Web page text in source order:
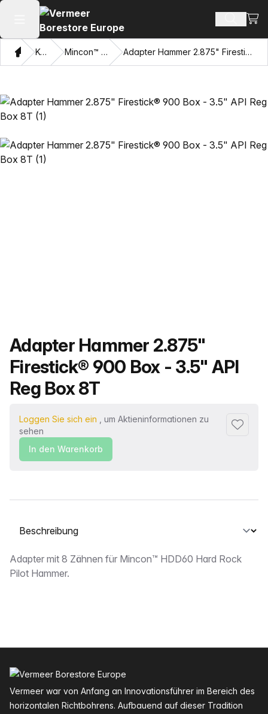
Hauptmenü öffnen
HeimKatalog Mincon™ HDD Hämmer Adapter Hammer 2.875" Firestick® 900 Box - 3.5" API Reg Box 8T
Produktname
Adapter Hammer 2.875"
Firestick® 900 Box - 3.5" API
Reg Box 8T
Loggen Sie sich ein , um Aktieninformationen zu
sehen
Zu
In den Warenkorb
Wählen Sie eine Registerkarte aus
Beschreibung
Adapter mit 8 Zähnen für Mincon™ HDD60 Hard Rock
Pilot Hammer.
Vermeer war von Anfang an Innovationsführer im Bereich des
horizontalen Richtbohrens. Aufbauend auf dieser Tradition